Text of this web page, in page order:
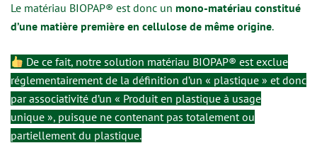
Le matériau BIOPAP® est donc un mono-matériau constitué
d’une matière première en cellulose de même origine.
De ce fait, notre solution matériau BIOPAP® est exclue
réglementairement de la définition d’un « plastique » et donc
par associativité d’un « Produit en plastique à usage
unique », puisque ne contenant pas totalement ou
partiellement du plastique.